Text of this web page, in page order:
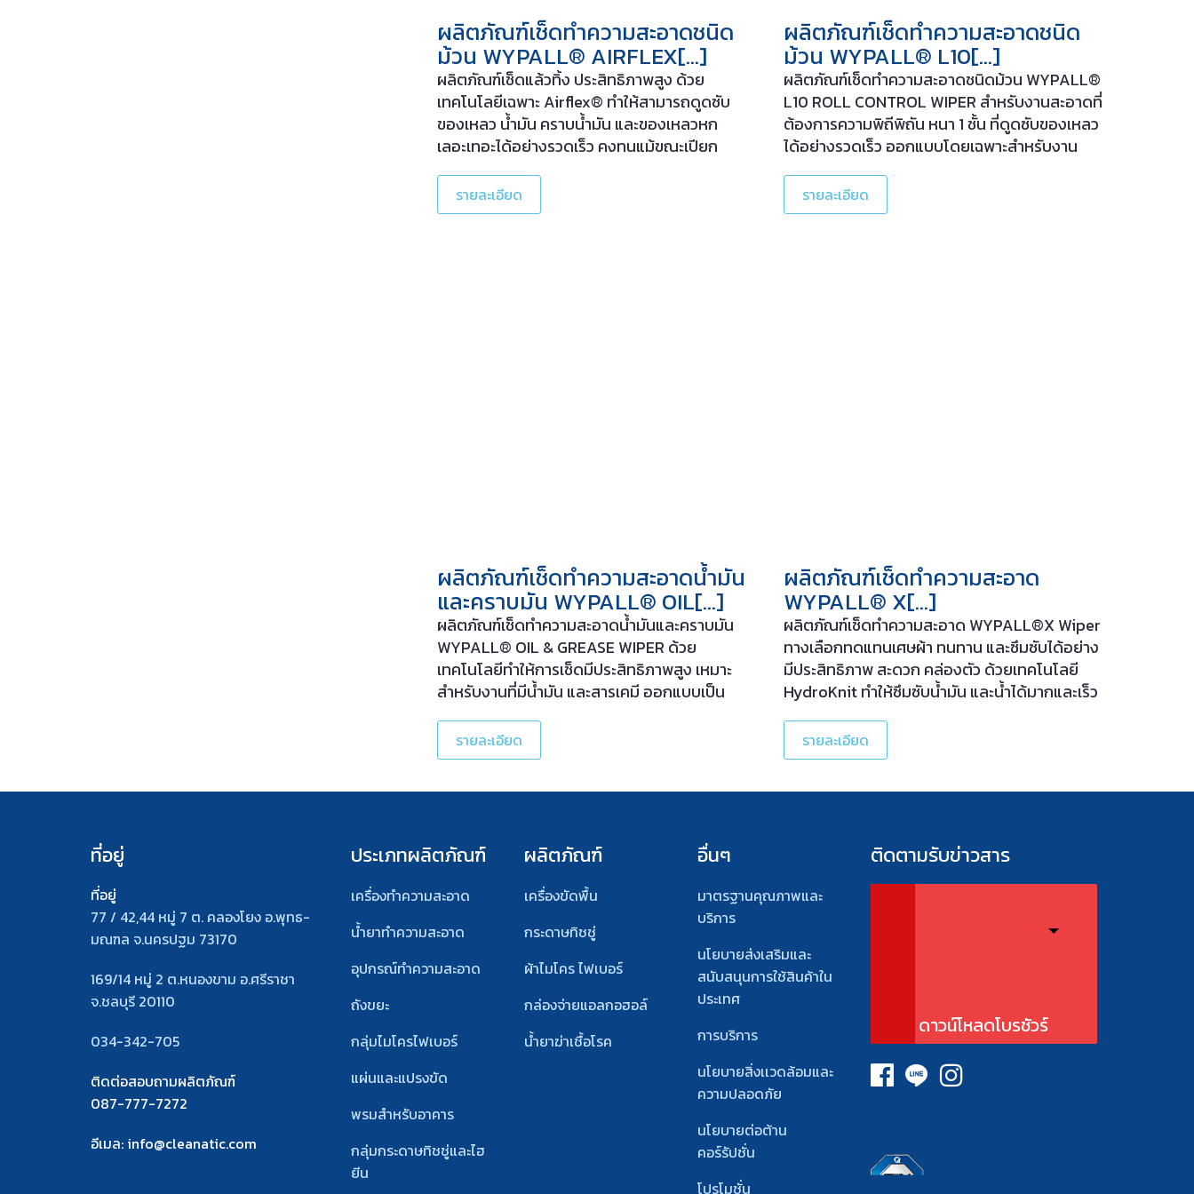
ผลิตภัณฑ์เช็ดทำความสะอาดชนิด
ม้วน WYPALL® AIRFLEX[…]
ผลิตภัณฑ์เช็ดแล้วทิ้ง ประสิทธิภาพสูง ด้วย
เทคโนโลยีเฉพาะ Airflex® ทำให้สามารถดูดซับ
ของเหลว น้ำมัน คราบน้ำมัน และของเหลวหก
เลอะเทอะได้อย่างรวดเร็ว คงทนแม้ขณะเปียก
ผิวสัมผัสที่นุ่มนวล รูปแบบการจ่ายม้วนใหญ่ ใช้กับ
รถเข็น Floor Mount Jumbo Dispenser เพื่อ
รายละเอียด
ผลิตภัณฑ์เช็ดทำความสะอาดชนิด
ม้วน WYPALL® L10[…]
ผลิตภัณฑ์เช็ดทำความสะอาดชนิดม้วน WYPALL®
L10 ROLL CONTROL WIPER สำหรับงานสะอาดที่
ต้องการความพิถีพิถัน หนา 1 ชั้น ที่ดูดซับของเหลว
ได้อย่างรวดเร็ว ออกแบบโดยเฉพาะสำหรับงาน
หกเล็กๆ น้อยๆ ในการประกอบอาหาร หรือ
กระบวนการผลิตอาหาร เช็ดทำความสะอาดอย่าง
รายละเอียด
ผลิตภัณฑ์เช็ดทำความสะอาดน้ำมัน
และคราบมัน WYPALL® OIL[…]
ผลิตภัณฑ์เช็ดทำความสะอาดน้ำมันและคราบมัน
WYPALL® OIL & GREASE WIPER ด้วย
เทคโนโลยีทำให้การเช็ดมีประสิทธิภาพสูง เหมาะ
สำหรับงานที่มีน้ำมัน และสารเคมี ออกแบบเป็น
อุตสาหกรรมที่ต้องการความสะอาดสูง เหนียว
ทนทาน แข็งแรงเมื่อแห้ง และเปียก สามารถนำกลับ
รายละเอียด
ผลิตภัณฑ์เช็ดทำความสะอาด
WYPALL® X[…]
ผลิตภัณฑ์เช็ดทำความสะอาด WYPALL®X Wiper
ทางเลือกทดแทนเศษผ้า ทนทาน และซึมซับได้อย่าง
มีประสิทธิภาพ สะดวก คล่องตัว ด้วยเทคโนโลยี
HydroKnit ทำให้ซึมซับน้ำมัน และน้ำได้มากและเร็ว
ที่ทิ้งคราบ หรือปนเปื้อนระหว่างและหลังการใช้งาน
เหมาะสำหรับการเช็ดทำความสะอาดพื้นผิวชิ้นงาน
รายละเอียด
ที่อยู่
ที่อยู่
77 / 42,44 หมู่ 7 ต. คลองโยง อ.พุทธ-
มณฑล จ.นครปฐม 73170
169/14 หมู่ 2 ต.หนองขาม อ.ศรีราชา
จ.ชลบุรี 20110
034-342-705
ติดต่อสอบถามผลิตภัณฑ์
087-777-7272
อีเมล: info@cleanatic.com
ประเภทผลิตภัณฑ์
เครื่องทำความสะอาด
น้ำยาทำความสะอาด
อุปกรณ์ทําความสะอาด
ถังขยะ
กลุ่มไมโครไฟเบอร์
แผ่นและแปรงขัด
พรมสําหรับอาคาร
กลุ่มกระดาษทิชชู่และไฮ
ยีน
ผลิตภัณฑ์
เครื่องขัดพื้น
กระดาษทิชชู่
ผ้าไมโคร ไฟเบอร์
กล่องจ่ายแอลกอฮอล์
น้ำยาฆ่าเชื้อโรค
อื่นๆ
มาตรฐานคุณภาพและ
บริการ
นโยบายส่งเสริมและ
สนับสนุนการใช้สินค้าใน
ประเทศ
การบริการ
นโยบายสิ่งเเวดล้อมและ
ความปลอดภัย
นโยบายต่อต้าน
คอร์รัปชั่น
โปรโมชั่น
ติดตามรับข่าวสาร
ดาวน์โหลดโบรชัวร์